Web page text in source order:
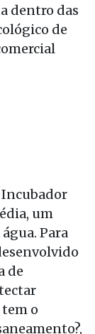
dentro das
de
Incubador
um
Para
de
o